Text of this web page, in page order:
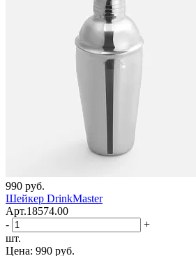
990 руб.
Шейкер DrinkMaster
Арт.18574.00
-
+
шт.
Цена: 990 руб.